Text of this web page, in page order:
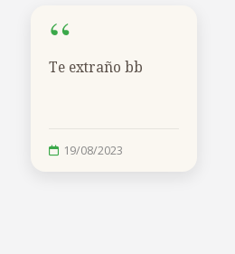
“
Te extraño bb
19/08/2023